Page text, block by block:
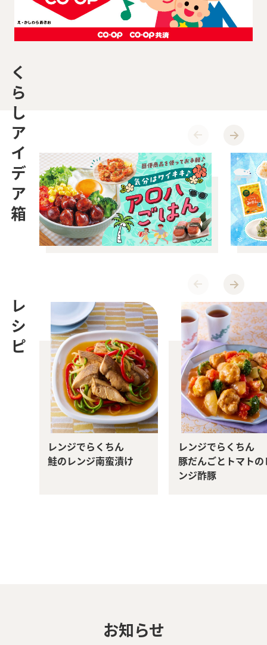
くらしアイデア箱
レシピ
レンジでらくちん
鮭のレンジ南蛮漬け
レンジでらくちん
豚だんごとトマトの
ンジ酢豚
お知らせ